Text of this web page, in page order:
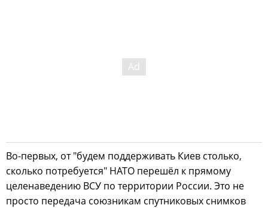
Во-первых, от "будем поддерживать Киев столько,
сколько потребуется" НАТО перешёл к прямому
целенаведению ВСУ по территории России. Это не
просто передача союзникам спутниковых снимков